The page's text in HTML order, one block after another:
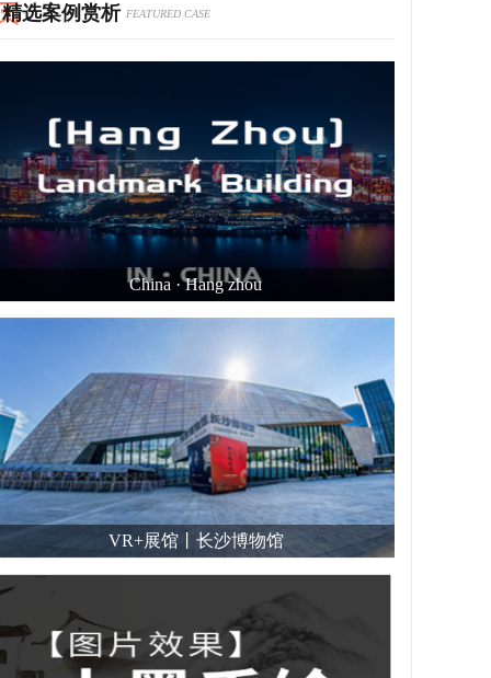
精选案例赏析 FEATURED CASE
China · Hang zhou
VR+展馆丨长沙博物馆